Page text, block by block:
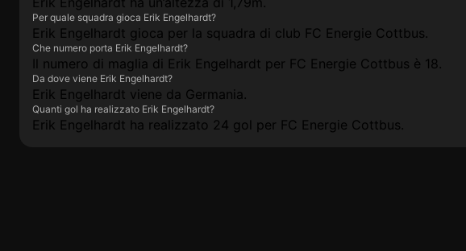
Per quale squadra gioca Erik Engelhardt?
Erik Engelhardt gioca per la squadra di club FC Energie Cottbus.
Che numero porta Erik Engelhardt?
Il numero di maglia di Erik Engelhardt per FC Energie Cottbus è 18.
Da dove viene Erik Engelhardt?
Erik Engelhardt viene da Germania.
Quanti gol ha realizzato Erik Engelhardt?
Erik Engelhardt ha realizzato 24 gol per FC Energie Cottbus.